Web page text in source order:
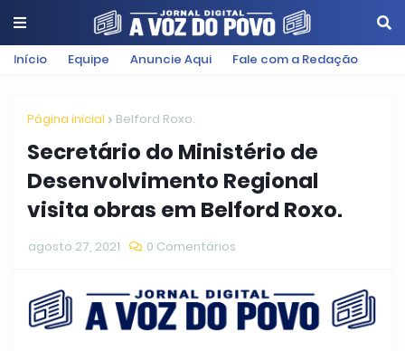
Início Equipe Anuncie Aqui Fale com a Redação
Página inicial Belford Roxo.
Secretário do Ministério de
Desenvolvimento Regional
visita obras em Belford Roxo.
agosto 27, 2021 0 Comentários